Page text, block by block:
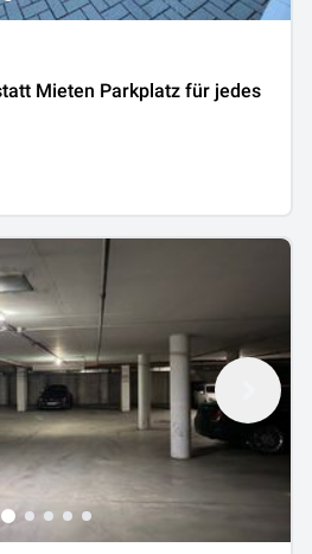
Mieten Parkplatz für jedes